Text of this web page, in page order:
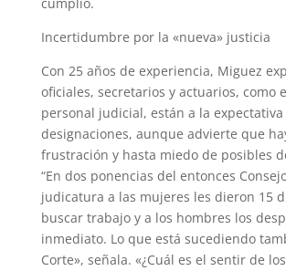
cumplió.
Incertidumbre por la «nueva» justicia
Con 25 años de experiencia, Miguez
oficiales, secretarios y actuarios, como
personal judicial, están a la expectativa
designaciones, aunque advierte que
frustración y hasta miedo de posibles
“En dos ponencias del entonces
judicatura a las mujeres les dieron 15
buscar trabajo y a los hombres los
inmediato. Lo que está sucediendo
Corte», señala. «¿Cuál es el sentir de